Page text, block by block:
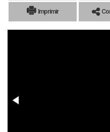
Imprimir